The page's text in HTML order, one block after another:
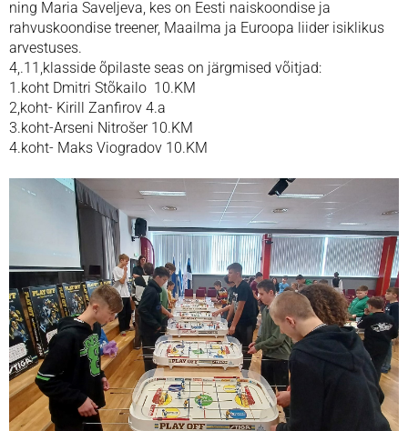
ning Maria Saveljeva, kes on Eesti naiskoondise ja
rahvuskoondise treener, Maailma ja Euroopa liider isiklikus
arvestuses.
4,.11,klasside õpilaste seas on järgmised võitjad:
1.koht Dmitri Stõkailo 10.KM
2,koht- Kirill Zanfirov 4.a
3.koht-Arseni Nitrošer 10.KM
4.koht- Maks Viogradov 10.KM